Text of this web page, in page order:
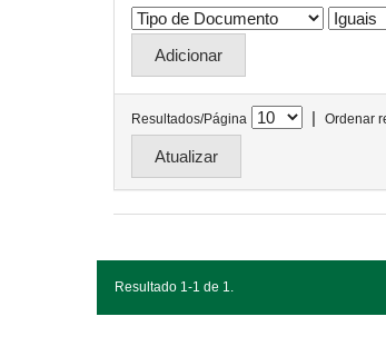
Resultados/Página | Ordenar
Resultado 1-1 de 1.